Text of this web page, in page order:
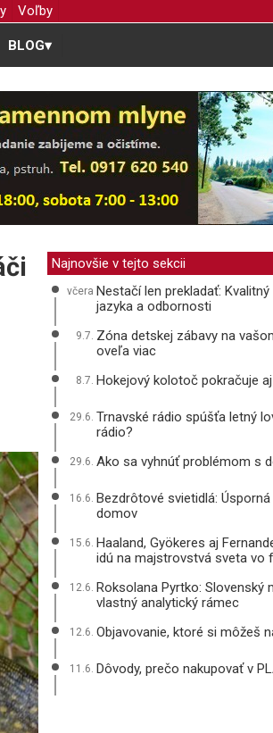
Voľby
BLOG▾
Najnovšie v tejto sekcii
včera Nestačí len prekladať:
jazyka a odbornosti
9.7. Zóna detskej zábavy na
oveľa viac
8.7. Hokejový kolotoč pokračuje
29.6. Trnavské rádio spúšťa letný
rádio?
29.6. Ako sa vyhnúť problémom s
16.6. Bezdrôtové svietidlá:
domov
15.6. Haaland, Gyökeres aj
idú na majstrovstvá sveta vo
12.6. Roksolana Pyrtko: Slovenský
vlastný analytický rámec
12.6. Objavovanie, ktoré si môžeš
11.6. Dôvody, prečo nakupovať v